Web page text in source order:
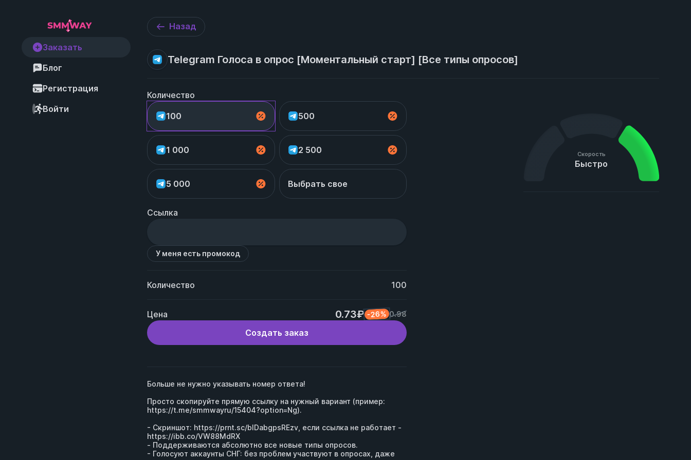
Заказать
Блог
Регистрация
Войти
Назад
Telegram Голоса в опрос [Моментальный старт] [Все типы опросов]
Количество
100 500
1 000 2 500
5 000 Выбрать свое
Ссылка
У меня есть промокод
Количество 100
Цена 0.73₽ -26% 0.98
Создать заказ
Больше не нужно указывать номер ответа!
https://t.me/smmwayru/15404?option=Ng).
- Скриншот: https://prnt.sc/blDabgpsREzv,
https://ibb.co/VW88MdRX
- Поддерживаются абсолютно все новые типы опросов.
- Голосуют аккаунты СНГ: без проблем участвуют в опросах, даже
Скорость
Быстро